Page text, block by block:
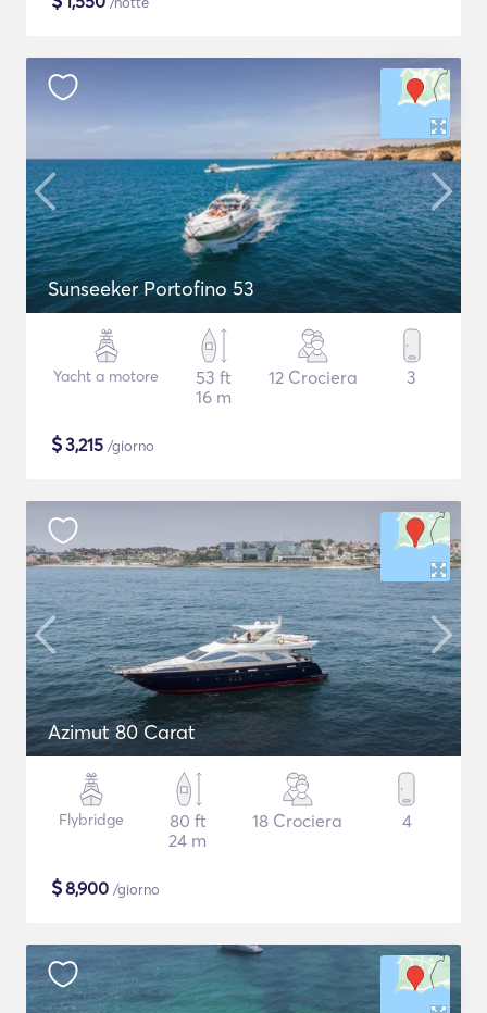
Sunseeker Portofino 53
Yacht a motore
53 ft
16 m
12 Crociera 3
$3,215 /giorno
Azimut 80 Carat
Flybridge
80 ft
24 m
18 Crociera 4
$8,900 /giorno